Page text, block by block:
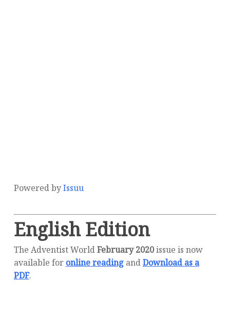
Powered byIssuu
English Edition
The Adventist WorldFebruary 2020issue is now
available for online readingandDownload as a
PDF.